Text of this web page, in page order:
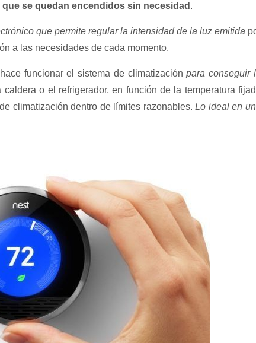
se quedan encendidos sin necesidad .
que permite regular la intensidad de la luz emitida
a las necesidades de cada momento.
funcionar el sistema de climatizaciónpara conseguir
o el refrigerador, en función de la temperatura
climatización dentro de límites razonables.Lo ideal en